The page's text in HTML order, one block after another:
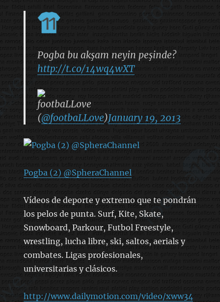
Pogba bu akşam neyin peşinde?
http://t.co/14wq4wXT
footbaLLove
(@footbaLLove)January 19, 2013
Pogba (2) @SpheraChannel
Vídeos de deporte y extremo que te pondrán
los pelos de punta. Surf, Kite, Skate,
Snowboard, Parkour, Futbol Freestyle,
wrestling, lucha libre, ski, saltos, aerials y
combates. Ligas profesionales,
universitarias y clásicos.
http://www.dailymotion.com/video/xww34